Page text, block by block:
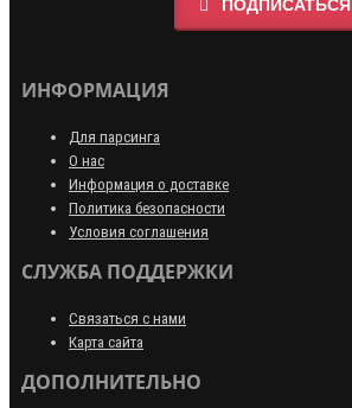
ПОДПИСАТЬСЯ
ИНФОРМАЦИЯ
Для парсинга
О нас
Информация о доставке
Политика безопасности
Условия соглашения
СЛУЖБА ПОДДЕРЖКИ
Связаться с нами
Карта сайта
ДОПОЛНИТЕЛЬНО